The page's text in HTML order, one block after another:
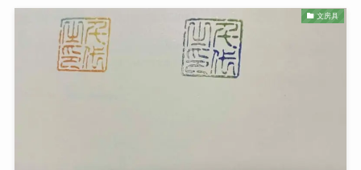
文房具